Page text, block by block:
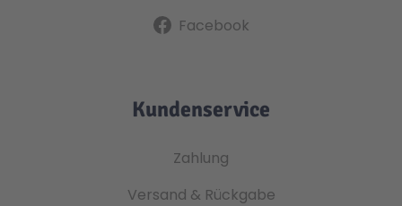
Facebook
Kundenservice
Zahlung
Versand & Rückgabe